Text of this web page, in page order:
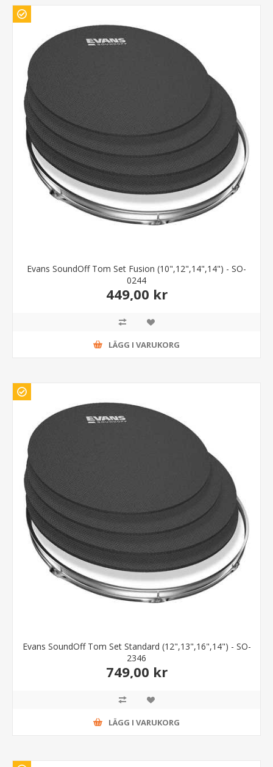
Evans SoundOff Tom Set Fusion (10",12",14",14") - SO-
0244
449,00 kr
LÄGG I VARUKORG
Evans SoundOff Tom Set Standard (12",13",16",14") - SO-
2346
749,00 kr
LÄGG I VARUKORG